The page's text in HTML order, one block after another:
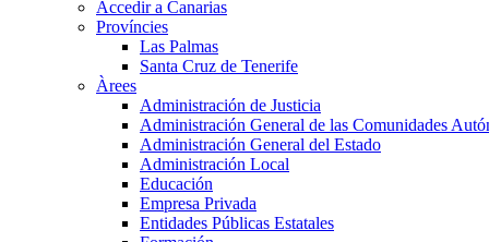
Accedir a Canarias
Províncies
Las Palmas
Santa Cruz de Tenerife
Àrees
Administración de Justicia
Administración General de las Comunidades
Administración General del Estado
Administración Local
Educación
Empresa Privada
Entidades Públicas Estatales